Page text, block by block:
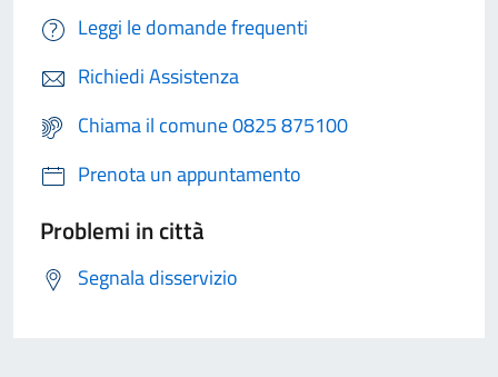
Leggi le domande frequenti
Richiedi Assistenza
Chiama il comune 0825 875100
Prenota un appuntamento
Problemi in città
Segnala disservizio